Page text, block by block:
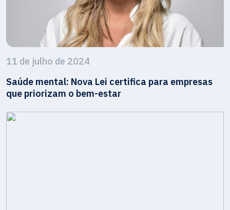
11 de julho de 2024
Saúde mental: Nova Lei certifica para empresas
que priorizam o bem-estar